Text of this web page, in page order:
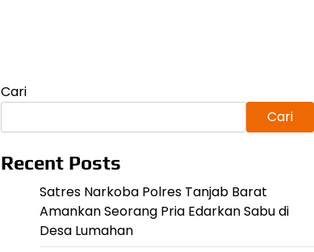
Cari
Cari
Recent Posts
Satres Narkoba Polres Tanjab Barat
Amankan Seorang Pria Edarkan Sabu di
Desa Lumahan